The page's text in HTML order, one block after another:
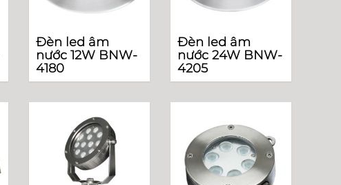
Đèn led âm
nước 12W BNW-
4180
Đèn led âm
nước 24W BNW-
4205